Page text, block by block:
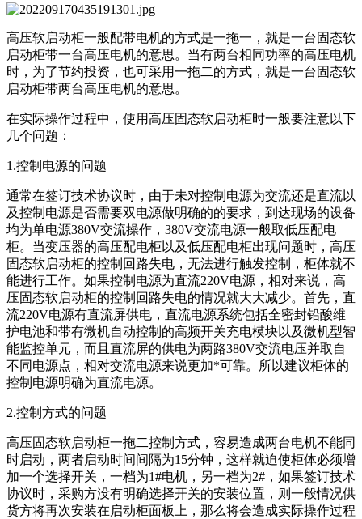
高压软启动柜一般配带电机的方式是一拖一，就是一台固态软
启动柜带一台高压电机的意思。当有两台相同功率的高压电机
时，为了节约投资，也可采用一拖二的方式，就是一台固态软
启动柜带两台高压电机的意思。
在实际操作过程中，使用高压固态软启动柜时一般要注意以下
几个问题：
1.控制电源的问题
通常在签订技术协议时，由于未对控制电源为交流还是直流以
及控制电源是否需要双电源做明确的的要求，到达现场的设备
均为单电源380V交流操作，380V交流电源一般取低压配电
柜。当变压器的高压配电柜以及低压配电柜出现问题时，高压
固态软启动柜的控制回路失电，无法进行触发控制，柜体就不
能进行工作。如果控制电源为直流220V电源，相对来说，高
压固态软启动柜的控制回路失电的情况就大大减少。首先，直
流220V电源有直流屏供电，直流电源系统包括全密封铅酸维
护电池和带有微机自动控制的高频开关充电模块以及微机型智
能监控单元，而且直流屏的供电为两路380V交流电压并取自
不同电源点，相对交流电源来说更加*可靠。所以建议柜体的
控制电源明确为直流电源。
2.控制方式的问题
高压固态软启动柜一拖二控制方式，容易造成两台电机不能同
时启动，两者启动时间间隔为15分钟，这样就迫使柜体必须增
加一个选择开关，一档为1#电机，另一档为2#，如果签订技术
协议时，采购方没有明确选择开关的安装位置，则一般情况供
货方将再次安装在启动柜面板上，那么将会造成实际操作过程